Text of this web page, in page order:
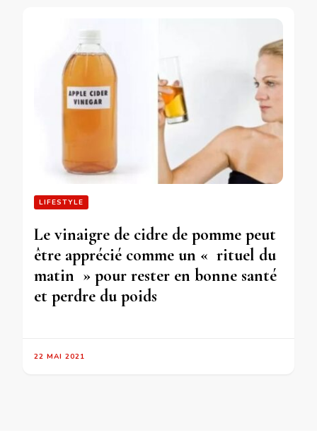
LIFESTYLE
Le vinaigre de cidre de pomme peut
être apprécié comme un « rituel du
matin » pour rester en bonne santé
et perdre du poids
22 MAI 2021